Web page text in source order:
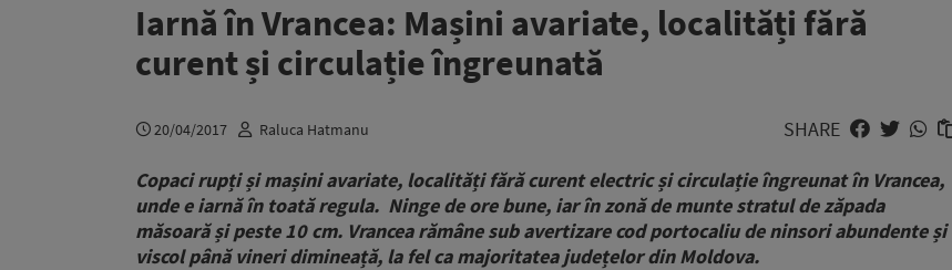
Iarnă în Vrancea: Mașini avariate, localități fără
curent și circulație îngreunată
20/04/2017 Raluca Hatmanu
SHARE
Copaci rupți și mașini avariate, localități fără curent electric și circulație îngreunat în Vrancea,
unde e iarnă în toată regula. Ninge de ore bune, iar în zonă de munte stratul de zăpada
măsoară și peste 10 cm. Vrancea rămâne sub avertizare cod portocaliu de ninsori abundente și
viscol până vineri dimineață, la fel ca majoritatea județelor din Moldova.